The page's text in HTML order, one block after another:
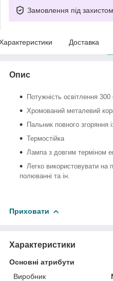
Замовлення під захистом
Доставка
Опис
Потужність освітлення 300
Хромований металевий
Пальник повного згоряння
Термостійка
Лампа з довгим терміном
Легко використовувати на
полюванні та ін.
Приховати
Характеристики
Основні атрибути
Виробник